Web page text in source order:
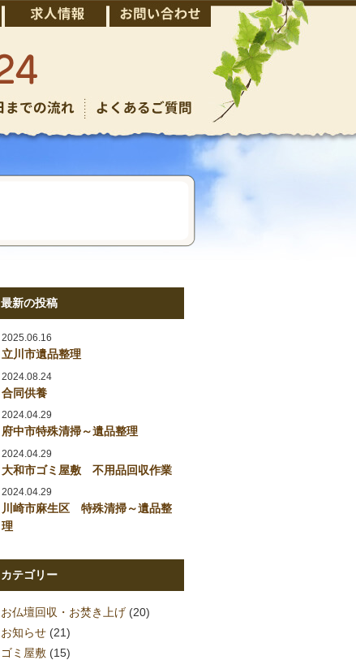
最新の投稿
2025.06.16
立川市遺品整理
2024.08.24
合同供養
2024.04.29
府中市特殊清掃～遺品整理
2024.04.29
大和市ゴミ屋敷 不用品回収作業
2024.04.29
川崎市麻生区 特殊清掃～遺品整
理
カテゴリー
お仏壇回収・お焚き上げ (20)
お知らせ (21)
ゴミ屋敷 (15)